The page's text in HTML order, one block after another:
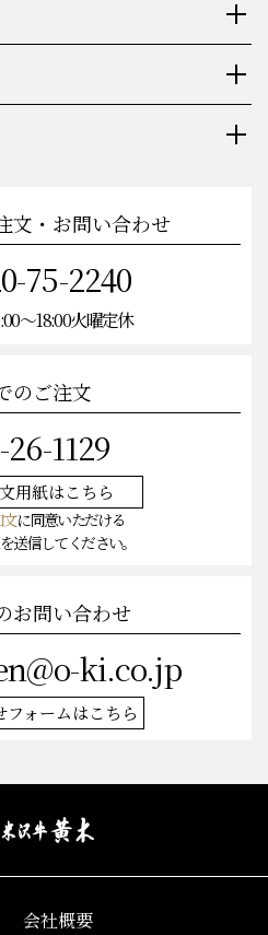
文・お問い合わせ
75-2240
〜18:00火曜定休
のご注文
1129
用紙はこちら
に同意いただける
送信してください。
お問い合わせ
ki.co.jp
フォームはこちら
会社概要